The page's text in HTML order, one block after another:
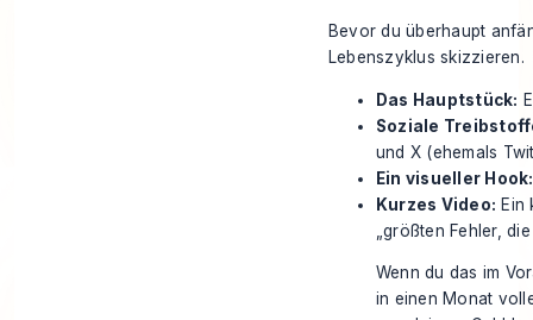
Bevor du überhaupt
Lebenszyklus skizzieren.
Das Hauptstück:
Soziale
und X (ehemals
Ein visueller Hook:
Kurzes Video: Ein
„größten Fehler,
Wenn du das im
in einen Monat